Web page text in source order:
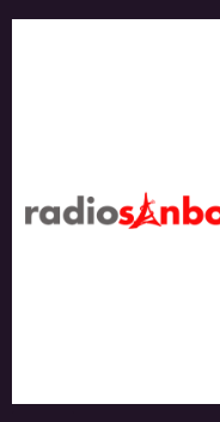
Skip